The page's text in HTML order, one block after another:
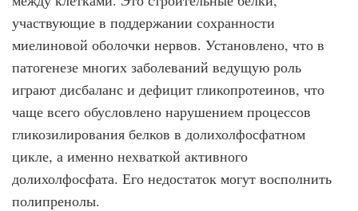
участвующие в поддержании сохранности
миелиновой оболочки нервов. Установлено, что в
патогенезе многих заболеваний ведущую роль
играют дисбаланс и дефицит гликопротеинов, что
чаще всего обусловлено нарушением процессов
гликозилирования белков в долихолфосфатном
цикле, а именно нехваткой активного
долихолфосфата. Его недостаток могут восполнить
полипренолы.